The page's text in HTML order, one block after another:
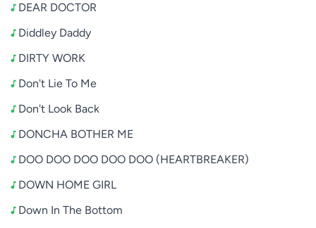
DEAR DOCTOR
Diddley Daddy
DIRTY WORK
Don't Lie To Me
Don't Look Back
DONCHA BOTHER ME
DOO DOO DOO DOO DOO (HEARTBREAKER)
DOWN HOME GIRL
Down In The Bottom